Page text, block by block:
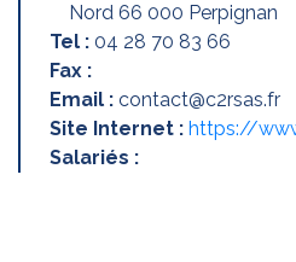
Nord 66 000 Perpignan
Tel : 04 28 70 83 66
Fax :
Email : contact@c2rsas.fr
Site Internet : https://
Salariés :